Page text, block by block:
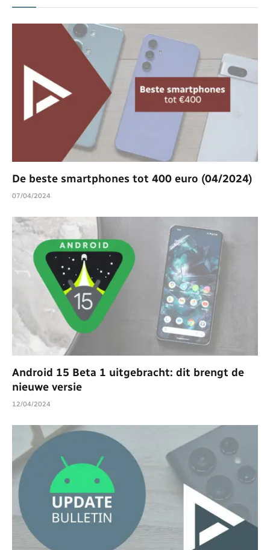
De beste smartphones tot 400 euro (04/2024)
07/04/2024
Android 15 Beta 1 uitgebracht: dit brengt de
nieuwe versie
12/04/2024